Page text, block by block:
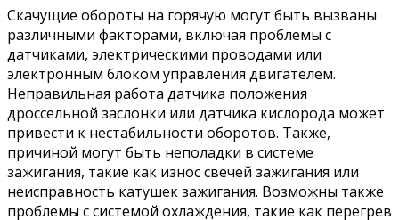
Скачущие обороты на горячую могут быть вызваны
различными факторами, включая проблемы с
датчиками, электрическими проводами или
электронным блоком управления двигателем.
Неправильная работа датчика положения
дроссельной заслонки или датчика кислорода может
привести к нестабильности оборотов. Также,
причиной могут быть неполадки в системе
зажигания, такие как износ свечей зажигания или
неисправность катушек зажигания. Возможны также
проблемы с системой охлаждения, такие как перегрев